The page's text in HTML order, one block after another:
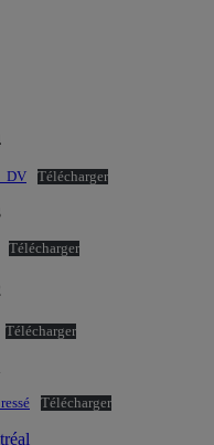
Télécharger
Télécharger
Télécharger
Télécharger